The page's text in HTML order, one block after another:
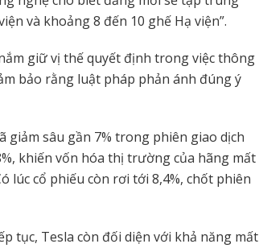
và khoảng 8 đến 10 ghế Hạ viện”.
giữ vị thế quyết định trong việc thông
bảo rằng luật pháp phản ánh đúng ý
giảm sâu gần 7% trong phiên giao dịch
khiến vốn hóa thị trường của hãng mất
lúc cổ phiếu còn rơi tới 8,4%, chốt phiên
tục, Tesla còn đối diện với khả năng mất